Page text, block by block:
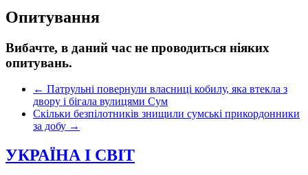
Опитування
Вибачте, в даний час не проводиться ніяких
опитувань.
← Патрульні повернули власниці кобилу, яка втекла з
двору і бігала вулицями Сум
Скільки безпілотників знищили сумські прикордонники
за добу →
УКРАЇНА І СВІТ